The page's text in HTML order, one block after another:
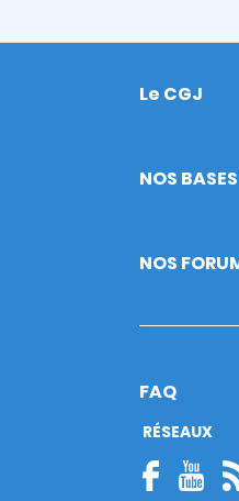
Footer
Le CGJ
NOS
NOS
FAQ
RÉSEAUX